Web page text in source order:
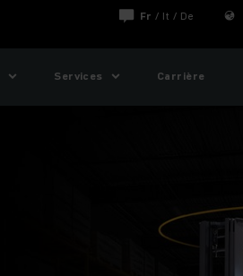
Fr / It / De
Services Carrière